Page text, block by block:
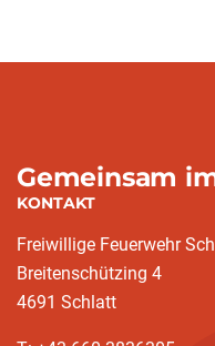
Gemeinsam
KONTAKT
Freiwillige Feuerwehr
Breitenschützing 4
4691 Schlatt